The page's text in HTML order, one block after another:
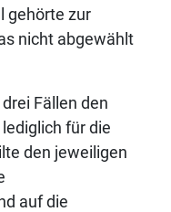
gehörte zur
nicht abgewählt
Fällen den
für die
den jeweiligen
auf die